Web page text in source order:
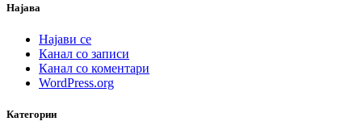
Најава
Најави се
Канал со записи
Канал со коментари
WordPress.org
Категории